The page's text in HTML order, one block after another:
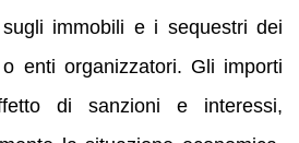
immobili e i sequestri dei
enti organizzatori. Gli importi
di sanzioni e interessi,